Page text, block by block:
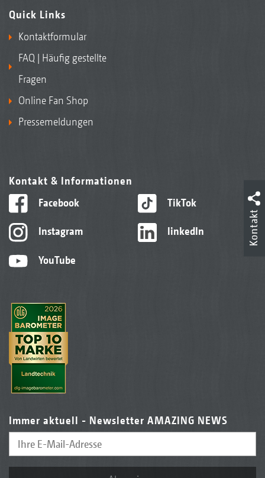
Quick Links
Kontaktformular
FAQ | Häufig gestellte
Fragen
Online Fan Shop
Pressemeldungen
Kontakt & Informationen
Facebook
Instagram
YouTube
TikTok
linkedIn
Immer aktuell - Newsletter AMAZING NEWS
Kontakt